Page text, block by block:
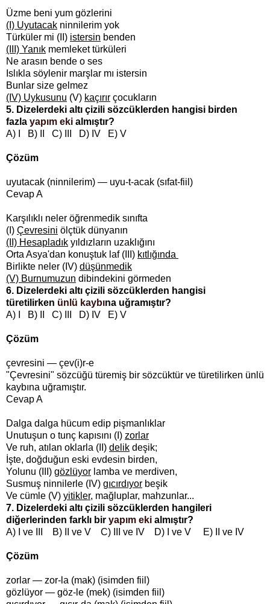
Üzme beni yum gözlerini
(I) Uyutacak ninnilerim yok
Türküler mi (II) istersin benden
(III) Yanık memleket türküleri
Ne arasın bende o ses
Islıkla söylenir marşlar mı istersin
Bunlar size gelmez
(IV) Uykusunu (V) kaçırır çocukların
5. Dizelerdeki altı çizili sözcüklerden hangisi birden
fazla yapım eki almıştır?
A) I B) II C) III D) IV E) V
Çözüm
uyutacak (ninnilerim) — uyu-t-acak (sıfat-fiil)
Cevap A
Karşılıklı neler öğrenmedik sınıfta
(I) Çevresini ölçtük dünyanın
(II) Hesapladık yıldızların uzaklığını
Orta Asya'dan konuştuk laf (III) kıtlığında
Birlikte neler (IV) düşünmedik
(V) Burnumuzun dibindekini görmeden
6. Dizelerdeki altı çizili sözcüklerden hangisi
türetilirken ünlü kaybına uğramıştır?
A) I B) II C) III D) IV E) V
Çözüm
çevresini — çev(i)r-e
"Çevresini" sözcüğü türemiş bir sözcüktür ve türetilirken ünlü
kaybına uğramıştır.
Cevap A
Dalga dalga hücum edip pişmanlıklar
Unutuşun o tunç kapısını (I) zorlar
Ve ruh, atılan oklarla (II) delik deşik;
İşte, doğduğun eski evdesin birden,
Yolunu (III) gözlüyor lamba ve merdiven,
Susmuş ninnilerle (IV) gıcırdıyor beşik
Ve cümle (V) yitikler, mağluplar, mahzunlar...
7. Dizelerdeki altı çizili sözcüklerden hangileri
diğerlerinden farklı bir yapım eki almıştır?
A) I ve III B) II ve V C) III ve IV D) I ve V E) II ve IV
Çözüm
zorlar — zor-la (mak) (isimden fiil)
gözlüyor — göz-le (mek) (isimden fiil)